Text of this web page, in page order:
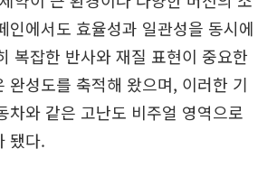
인에서도 효율성과 일관성을 동시에
복잡한 반사와 재질 표현이 중요한
완성도를 축적해 왔으며, 이러한 기
차와 같은 고난도 비주얼 영역으로
됐다.